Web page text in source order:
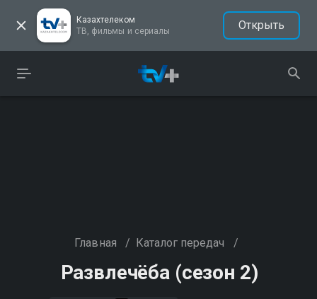
Казахтелеком
ТВ, фильмы и сериалы
Открыть
Главная / Каталог передач /
Развлечёба (сезон 2)